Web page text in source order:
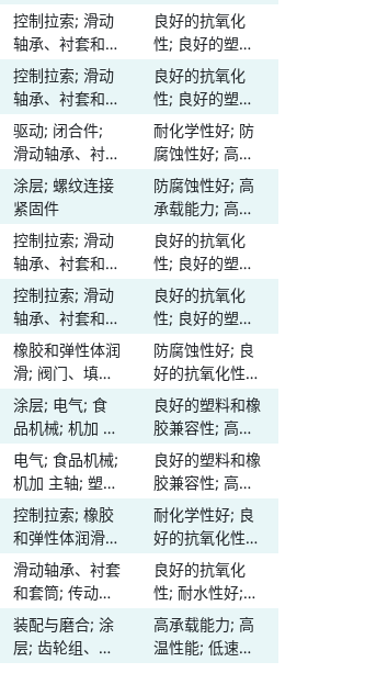
阀门、填料、密
封件和 O 型圈
良好的塑料和橡
胶兼容性; 耐水
性好; 高粘性和
附着力; 高温性
能; 低温性能;
脱模特性; 温度
范围宽
控制拉索; 滑动
轴承、衬套和套
筒; 塑料润滑;
传动丝杠; 滚动
轴承; 橡胶和弹
性体润滑; 滑轨
和轨道
良好的抗氧化
性; 良好的塑料
和橡胶兼容性;
耐水性好; 低温
性能; 温度范围
宽
控制拉索; 滑动
轴承、衬套和套
筒; 塑料润滑;
传动丝杠; 滚动
轴承; 橡胶和弹
性体润滑; 滑轨
和轨道
良好的抗氧化
性; 良好的塑料
和橡胶兼容性;
耐水性好; 低温
性能; 温度范围
宽
驱动; 闭合件;
滑动轴承、衬套
和套筒; 传动丝
杠; 滑轨和轨道;
螺纹连接 紧固
件
耐化学性好; 防
腐蚀性好; 高承
载能力; 高温性
能; 抗磨损性高;
低温性能; 温度
范围宽
涂层; 螺纹连接
紧固件
防腐蚀性好; 高
承载能力; 高温
性能; 抗磨损性
高; 低温性能;
温度范围宽
控制拉索; 滑动
轴承、衬套和套
筒; 塑料润滑;
传动丝杠; 滚动
轴承; 橡胶和弹
性体润滑; 滑轨
和轨道
良好的抗氧化
性; 良好的塑料
和橡胶兼容性;
耐水性好; 高温
性能; 温度范围
宽
控制拉索; 滑动
轴承、衬套和套
筒; 塑料润滑;
传动丝杠; 滚动
轴承; 橡胶和弹
性体润滑; 滑轨
和轨道
良好的抗氧化
性; 良好的塑料
和橡胶兼容性;
耐水性好; 高温
性能; 温度范围
宽
橡胶和弹性体润
滑; 阀门、填
料、密封件和
O 型圈
防腐蚀性好; 良
好的抗氧化性;
良好的塑料和橡
胶兼容性; 低温
性能; 温度范围
宽
涂层; 电气; 食
品机械; 机加 主
轴; 塑料润滑;
橡胶和弹性体润
滑; 滑轨和轨道
良好的塑料和橡
胶兼容性; 高承
载能力; 脱模特
性
电气; 食品机械;
机加 主轴; 塑料
润滑; 橡胶和弹
性体润滑; 滑轨
和轨道
良好的塑料和橡
胶兼容性; 高承
载能力; 脱模特
性
控制拉索; 橡胶
和弹性体润滑;
阀门、填料、密
封件和 O 型圈
耐化学性好; 良
好的抗氧化性;
良好的塑料和橡
胶兼容性; 耐水
性好; 高温性能;
低温性能; 脱模
特性; 温度范围
滑动轴承、衬套
和套筒; 传动丝
杠; 滚动轴承;
滑轨和轨道
良好的抗氧化
性; 耐水性好;
高承载能力; 抗
磨损性高; 低温
性能; 温度范围
装配与磨合; 涂
层; 齿轮组、齿
高承载能力; 高
温性能; 低速性